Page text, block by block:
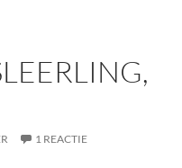
1 REACTIE